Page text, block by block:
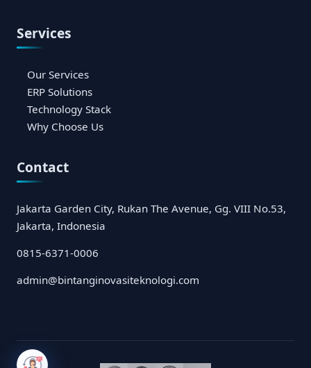
Services
Our Services
ERP Solutions
Technology Stack
Why Choose Us
Contact
Jakarta Garden City, Rukan The Avenue, Gg. VIII No.53,
Jakarta, Indonesia
0815-6371-0006
admin@bintanginovasiteknologi.com